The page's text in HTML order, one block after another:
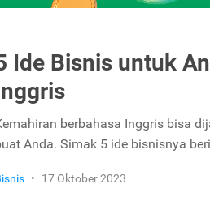
Ide Bisnis untuk
berbahasa Inggris bisa
Anda. Simak 5 ide bisnisnya
• 17 Oktober 2023